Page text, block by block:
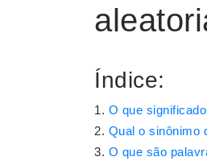
Índice:
O que
Qual o sinônimo
O que são